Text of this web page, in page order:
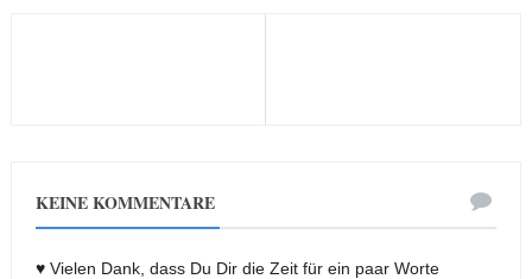
KEINE KOMMENTARE
♥ Vielen Dank, dass Du Dir die Zeit für ein paar Worte